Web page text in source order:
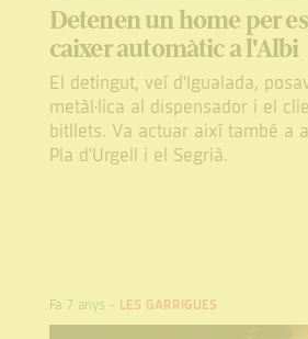
Detenen un home per
caixer automàtic a l'Albi
El detingut, veí d'Igualada,
metàl·lica al dispensador i el
bitllets. Va actuar així també a
Pla d'Urgell i el Segrià.
Fa 7 anys - LES GARRIGUES